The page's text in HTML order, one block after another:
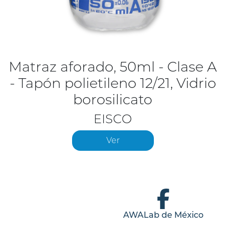
Matraz aforado, 50ml - Clase A
- Tapón polietileno 12/21, Vidrio
borosilicato
EISCO
Ver
AWALab de México